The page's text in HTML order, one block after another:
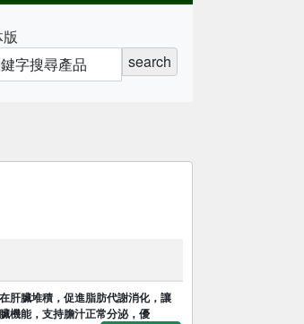
search
肝臟堆積，促進脂肪代謝消化，讓
機能，支持膽汁正常分泌，優